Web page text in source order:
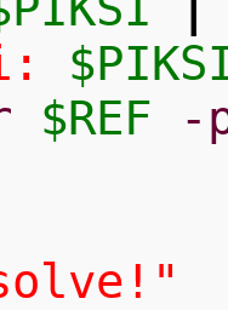
$REF
-